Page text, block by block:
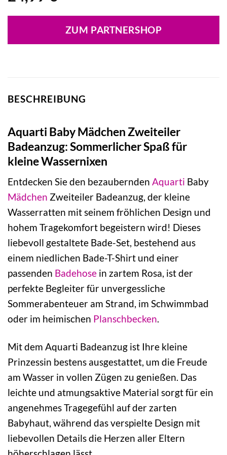
ZUM PARTNERSHOP
BESCHREIBUNG
Aquarti Baby Mädchen Zweiteiler
Badeanzug: Sommerlicher Spaß für
kleine Wassernixen
Entdecken Sie den bezaubernden Aquarti Baby
Mädchen Zweiteiler Badeanzug, der kleine
Wasserratten mit seinem fröhlichen Design und
hohem Tragekomfort begeistern wird! Dieses
liebevoll gestaltete Bade-Set, bestehend aus
einem niedlichen Bade-T-Shirt und einer
passenden Badehose in zartem Rosa, ist der
perfekte Begleiter für unvergessliche
Sommerabenteuer am Strand, im Schwimmbad
oder im heimischen Planschbecken.
Mit dem Aquarti Badeanzug ist Ihre kleine
Prinzessin bestens ausgestattet, um die Freude
am Wasser in vollen Zügen zu genießen. Das
leichte und atmungsaktive Material sorgt für ein
angenehmes Tragegefühl auf der zarten
Babyhaut, während das verspielte Design mit
liebevollen Details die Herzen aller Eltern